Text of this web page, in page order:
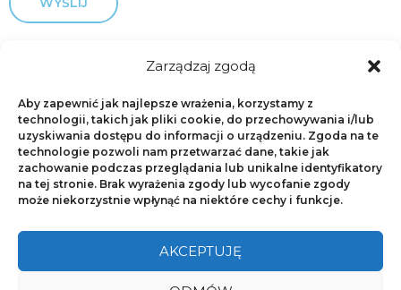
Zarządzaj zgodą
Aby zapewnić jak najlepsze wrażenia, korzystamy z
technologii, takich jak pliki cookie, do przechowywania i/lub
uzyskiwania dostępu do informacji o urządzeniu. Zgoda na te
technologie pozwoli nam przetwarzać dane, takie jak
zachowanie podczas przeglądania lub unikalne identyfikatory
na tej stronie. Brak wyrażenia zgody lub wycofanie zgody
może niekorzystnie wpłynąć na niektóre cechy i funkcje.
AKCEPTUJĘ
Powłoki fluoropolimeroweNonStick.pl
Copyright © 2018NonStick.pl
Świerkowa 28, 89-300 Wyrzysk, Poland
E-mail:office@nonstick.pl